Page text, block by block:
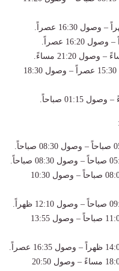
قطار 922 (فرنساوى مطور): قيام 15:30 عصراً – وصول 18:30
قطار 904 (إسباني مطور): قيام 08:00 صباحاً – وصول 10:30
قطار 912 (إسباني مطور): قيام 11:00 صباحاً – وصول 13:55
قطار 928 (إسباني مطور): قيام 18:00 مساءً – وصول 20:50